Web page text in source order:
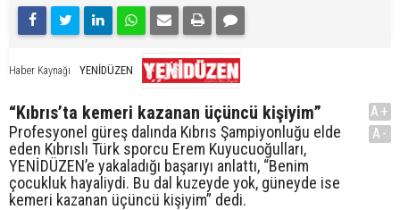
Haber Kaynağı YENİDÜZEN
“Kıbrıs’ta kemeri kazanan üçüncü kişiyim”
Profesyonel güreş dalında Kıbrıs Şampiyonluğu elde
eden Kıbrıslı Türk sporcu Erem Kuyucuoğulları,
YENİDÜZEN’e yakaladığı başarıyı anlattı, “Benim
çocukluk hayaliydi. Bu dal kuzeyde yok, güneyde ise
kemeri kazanan üçüncü kişiyim” dedi.
A+
A-